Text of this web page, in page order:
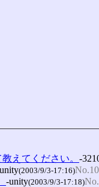
えてください。 -
(2003/9/3-17:16)
-unity(2003/9/3-17:18)